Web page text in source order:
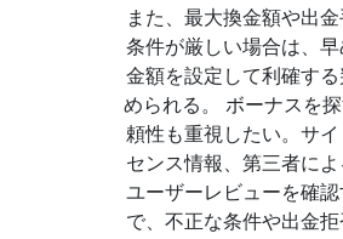
また、最大換金額や出
条件が厳しい場合は、
金額を設定して利確す
められる。 ボーナスを
頼性も重視したい。サイ
センス情報、第三者によ
ユーザーレビューを確認
で、不正な条件や出金拒